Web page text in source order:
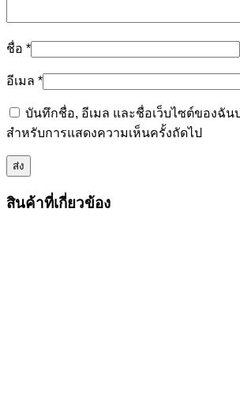
ชื่อ *
อีเมล *
บันทึกชื่อ, อีเมล และชื่อเว็บไซต์ของฉัน
สำหรับการแสดงความเห็นครั้งถัดไป
สินค้าที่เกี่ยวข้อง